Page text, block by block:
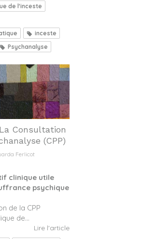
de l'inceste
inceste
Psychanalyse
Consultation
(CPP)
Ferlicot
clinique utile
psychique
de la CPP
de...
Lire l'article